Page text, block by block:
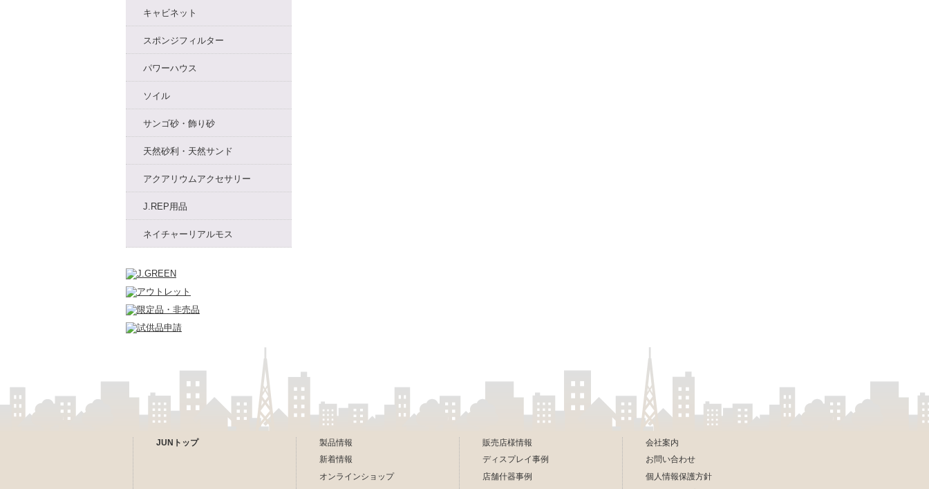
キャビネット
スポンジフィルター
パワーハウス
ソイル
サンゴ砂・飾り砂
天然砂利・天然サンド
アクアリウムアクセサリー
J.REP用品
ネイチャーリアルモス
JUNトップ
製品情報
新着情報
オンラインショップ
販売店様情報
ディスプレイ事例
店舗什器事例
会社案内
お問い合わせ
個人情報保護方針